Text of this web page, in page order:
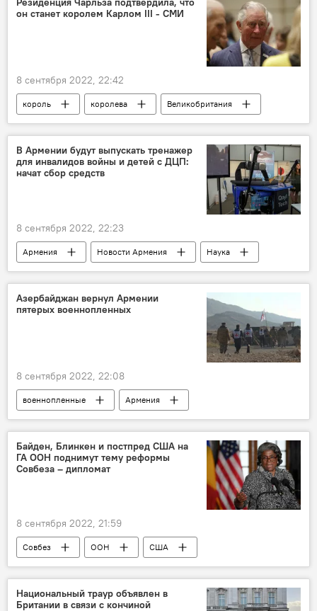
он станет королем Карлом III - СМИ
8 сентября 2022, 22:42
король королева Великобритания
В Армении будут выпускать тренажер
для инвалидов войны и детей с ДЦП:
начат сбор средств
8 сентября 2022, 22:23
Армения Новости Армения Наука
Азербайджан вернул Армении
пятерых военнопленных
8 сентября 2022, 22:08
военнопленные
Армения
Новости Армения
Азербайджан
Ереван
Баку
Байден, Блинкен и постпред США на
ГА ООН поднимут тему реформы
Совбеза – дипломат
8 сентября 2022, 21:59
Совбез ООН
США
Джо Байден
Энтони Блинкен
Национальный траур объявлен в
Британии в связи с кончиной